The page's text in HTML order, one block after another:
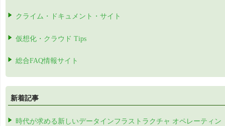
クライム・ドキュメント・サイト
仮想化・クラウド Tips
総合FAQ情報サイト
新着記事
時代が求める新しいデータインフラストラクチャ オペレーティン